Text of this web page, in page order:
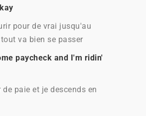
pour de vrai jusqu'au
va bien se passer
paycheck and I'm ridin'
de paie et je descends en